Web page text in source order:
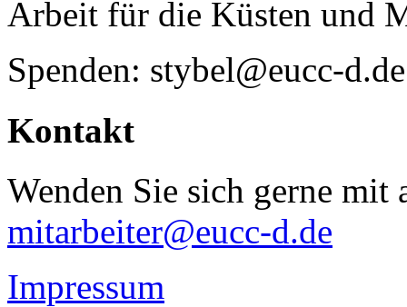
Arbeit für die Küsten und
Spenden: stybel@eucc-d.de
Kontakt
Wenden Sie sich gerne mit
mitarbeiter@eucc-d.de
Impressum